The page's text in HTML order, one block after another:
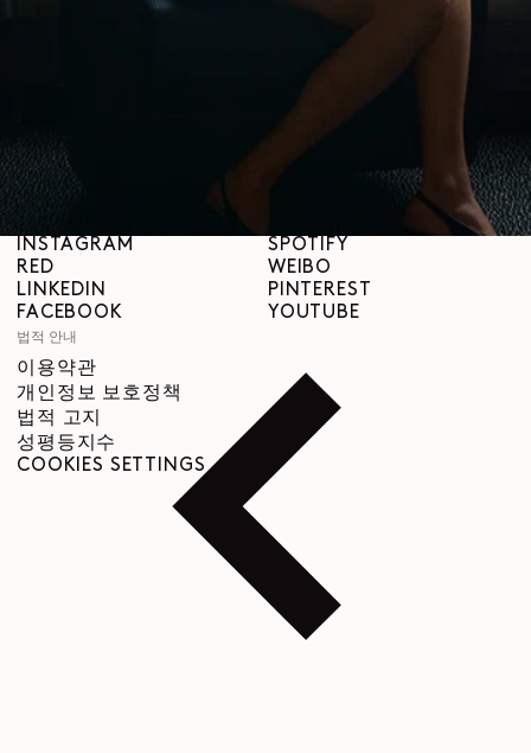
반품 요청
철회 권리
추적 가능성
INSTAGRAM
RED
LINKEDIN
FACEBOOK
SPOTIFY
WEIBO
PINTEREST
YOUTUBE
법적 안내
이용약관
개인정보 보호정책
법적 고지
성평등지수
COOKIES SETTINGS